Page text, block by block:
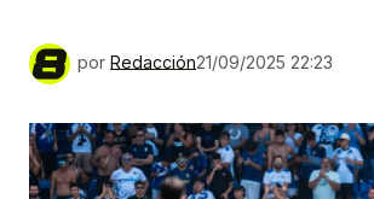
por Redacción21/09/2025 22:23